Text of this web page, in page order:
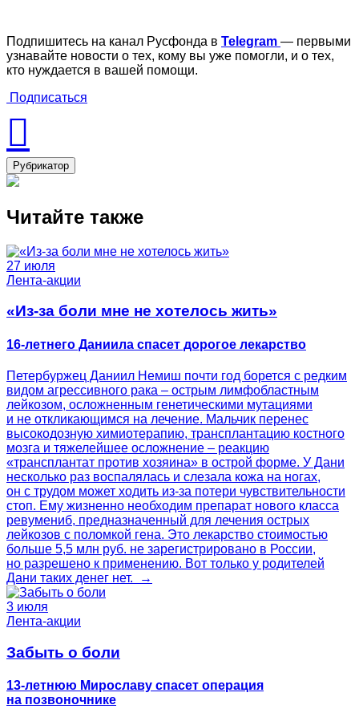
Подпишитесь на канал Русфонда в Telegram — первыми
узнавайте новости о тех, кому вы уже помогли, и о тех,
кто нуждается в вашей помощи.
Подписаться
Рубрикатор
Читайте также
27 июля
Лента-акции
«Из-за боли мне не хотелось жить»
16-летнего Даниила спасет дорогое лекарство
Петербуржец Даниил Немиш почти год борется с редким
видом агрессивного рака – острым лимфобластным
лейкозом, осложненным генетическими мутациями
и не откликающимся на лечение. Мальчик перенес
высокодозную химиотерапию, трансплантацию костного
мозга и тяжелейшее осложнение – реакцию
«трансплантат против хозяина» в острой форме. У Дани
несколько раз воспалялась и слезала кожа на ногах,
он с трудом может ходить из-за потери чувствительности
стоп. Ему жизненно необходим препарат нового класса
ревумениб, предназначенный для лечения острых
лейкозов с поломкой гена. Это лекарство стоимостью
больше 5,5 млн руб. не зарегистрировано в России,
но разрешено к применению. Вот только у родителей
Дани таких денег нет. →
3 июля
Лента-акции
Забыть о боли
13-летнюю Мирославу спасет операция
на позвоночнике